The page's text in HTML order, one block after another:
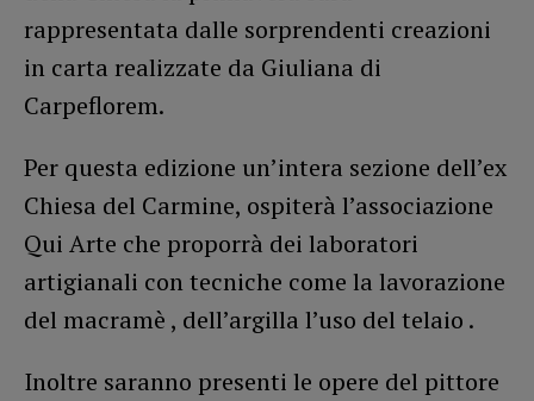
rappresentata dalle sorprendenti creazioni
in carta realizzate da Giuliana di
Carpeflorem.
Per questa edizione un’intera sezione dell’ex
Chiesa del Carmine, ospiterà l’associazione
Qui Arte che proporrà dei laboratori
artigianali con tecniche come la lavorazione
del macramè , dell’argilla l’uso del telaio .
Inoltre saranno presenti le opere del pittore